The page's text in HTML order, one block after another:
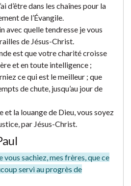
d’être dans les chaînes pour la
de l’Évangile.
avec quelle tendresse je vous
de Jésus-Christ.
est que votre charité croisse
et en toute intelligence ;
ce qui est le meilleur ; que
de chute, jusqu’au jour de
et la louange de Dieu, vous soyez
par Jésus-Christ.
vous sachiez, mes frères, que ce
servi au progrès de